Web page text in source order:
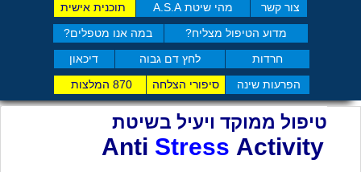
צור קשר מהי שיטת A.S.A תוכנית אישית
חרדות לחץ דם גבוה דיכאון
מדוע הטיפול מצליח? במה אנו מטפלים?
הפרעות שינה סיפורי הצלחה 870 המלצות
טיפול ממוקד ויעיל בשיטת
Anti Stress Activity